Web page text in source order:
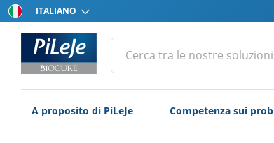
Scegli
la
lingua
Tutti
prodotti
del
Laboratorio
A proposito di PiLeJe Competenza sui